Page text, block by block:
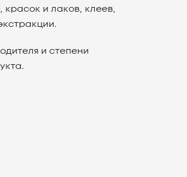
и лаков, клеев,
и степени